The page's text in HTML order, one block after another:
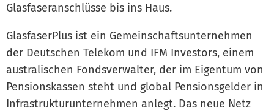
Glasfaseranschlüsse bis ins Haus.
GlasfaserPlus ist ein Gemeinschaftsunternehmen
der Deutschen Telekom und IFM Investors, einem
australischen Fondsverwalter, der im Eigentum von
Pensionskassen steht und global Pensionsgelder in
Infrastrukturunternehmen anlegt. Das neue Netz